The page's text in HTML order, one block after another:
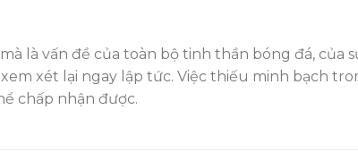
là vấn đề của toàn bộ tinh thần bóng đá, của
xét lại ngay lập tức. Việc thiếu minh bạch
chấp nhận được.